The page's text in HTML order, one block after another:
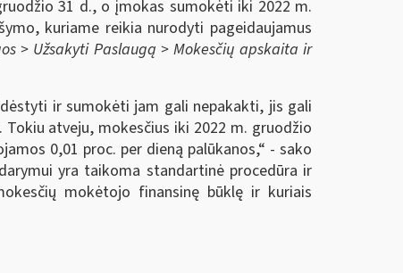
31 d., o įmokas sumokėti iki 2022 m.
kuriame reikia nurodyti pageidaujamus
> Užsakyti Paslaugą > Mokesčių apskaita ir
ir sumokėti jam gali nepakakti, jis gali
atveju, mokesčius iki 2022 m. gruodžio
0,01 proc. per dieną palūkanos,“ - sako
yra taikoma standartinė procedūra ir
mokėtojo finansinę būklę ir kuriais